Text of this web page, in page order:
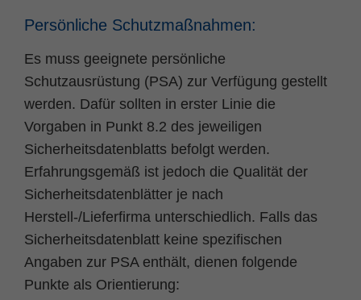
Persönliche Schutzmaßnahmen:
Es muss geeignete persönliche
Schutzausrüstung (PSA) zur Verfügung gestellt
werden. Dafür sollten in erster Linie die
Vorgaben in Punkt 8.2 des jeweiligen
Sicherheitsdatenblatts befolgt werden.
Erfahrungsgemäß ist jedoch die Qualität der
Sicherheitsdatenblätter je nach
Herstell-/Lieferfirma unterschiedlich. Falls das
Sicherheitsdatenblatt keine spezifischen
Angaben zur PSA enthält, dienen folgende
Punkte als Orientierung: